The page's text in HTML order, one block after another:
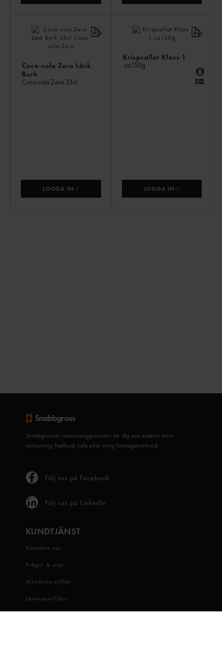
Coca-cola Zero Läsk
Burk
Coca-cola Zero 33cl
LOGGA IN
Krispsallat Klass 1
ca150g
LOGGA IN
Snabbgross är restauranggrossisten för dig som arbetar inom
restaurang, fastfood, café eller övrig företagsmarknad.
Följ oss på Facebook
Följ oss på LinkedIn
KUNDTJÄNST
Kontakta oss
Frågor & svar
Allmänna villkor
Leveransvillkor